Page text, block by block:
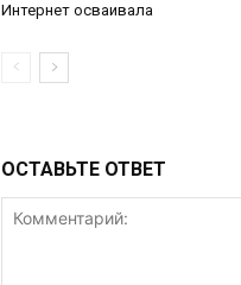
Интернет осваивала
ОСТАВЬТЕ ОТВЕТ